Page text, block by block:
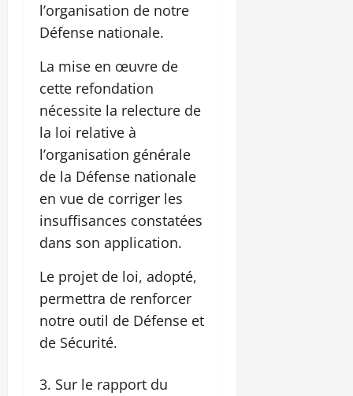
l’organisation de notre
Défense nationale.
La mise en œuvre de
cette refondation
nécessite la relecture de
la loi relative à
l’organisation générale
de la Défense nationale
en vue de corriger les
insuffisances constatées
dans son application.
Le projet de loi, adopté,
permettra de renforcer
notre outil de Défense et
de Sécurité.
Sur le rapport du